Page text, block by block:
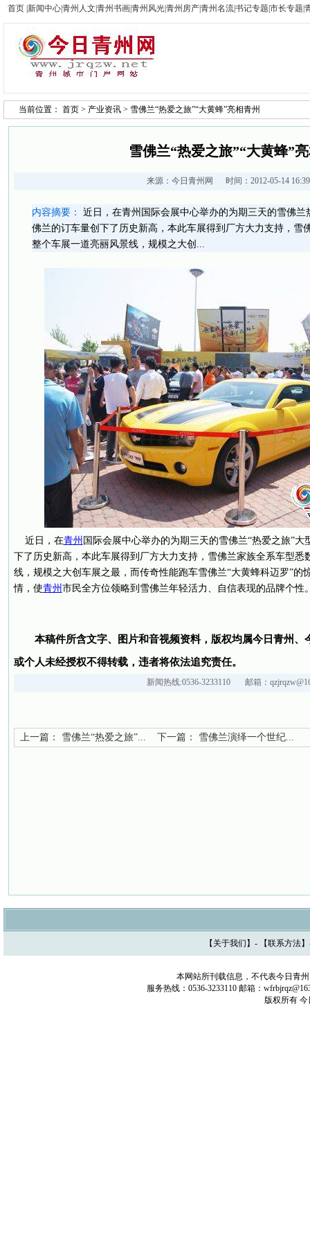
首页 新闻中心青州人文 青州书画青州风光青州房产青州名流书记专题 市长专题
当前位置： 首页 > 产业资讯 > 雪佛兰“热爱之旅”“大黄蜂”亮相青州
雪佛兰“热爱之旅”“大黄蜂”
来源： 今日青州网 时间：2012-05-14
内容摘要：
近日，在青州国际会展中心举办的为期三天的雪佛
佛兰的订车量创下了历史新高，本此车展得到厂方大力支持，雪
整个车展一道亮丽风景线，规模之大创...
近日，在青州 国际会展中心举办的为期三天的雪佛兰“热爱之旅”
下了历史新高，本此车展得到厂方大力支持，雪佛兰家族全系车型悉
线，规模之大创车展之最，而传奇性能跑车雪佛兰“大黄蜂科迈罗”的
情，使青州 市民全方位领略到雪佛兰年轻活力、自信表现的品牌个性
本稿件所含文字、图片和音视频资料，版权均属今日青州、
或个人未经授权不得转载，违者将依法追究责任。
新闻热线:0536-3233110 邮箱：
上一篇： 雪佛兰“热爱之旅”... 下一篇： 雪佛兰演绎一个世纪...
【 关于我们 】- 【联系方法
本网站所刊载信息，不代表今日青
服务热线：0536-3233110 邮箱：
版权所有 今